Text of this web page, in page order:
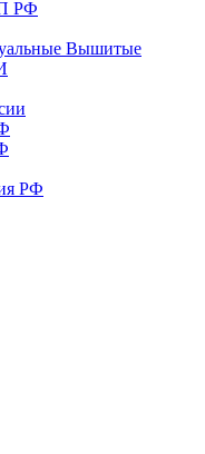
РФ
Вышитые
РФ